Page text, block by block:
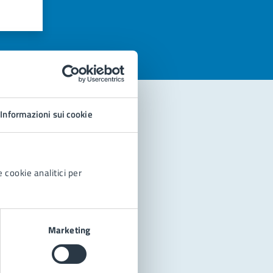
Informazioni sui cookie
cookie analitici per
Marketing